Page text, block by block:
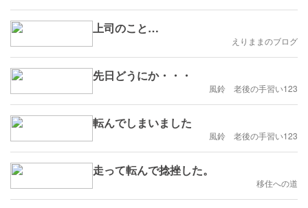
上司のこと…
えりままのブログ
先日どうにか・・・
風鈴 老後の手習い123
転んでしまいました
風鈴 老後の手習い123
走って転んで捻挫した。
移住への道